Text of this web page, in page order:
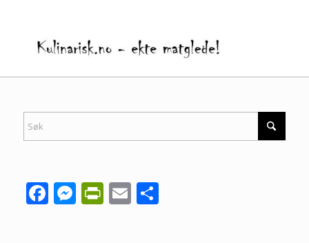
Facebook
Messenger
PrintFriendly
EmailShare